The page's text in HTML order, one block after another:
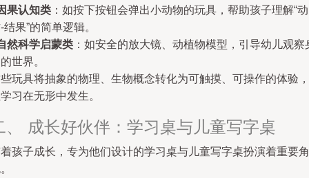
果认知类 ：如按下按钮会弹出小动物的玩具，帮助孩子理解“动
结果”的简单逻辑。
然科学启蒙类 ：如安全的放大镜、动植物模型，引导幼儿观察
世界。
玩具将抽象的物理、生物概念转化为可触摸、可操作的体验，
习在无形中发生。
、 成长好伙伴：学习桌与儿童写字桌
孩子成长，专为他们设计的学习桌与儿童写字桌扮演着重要角